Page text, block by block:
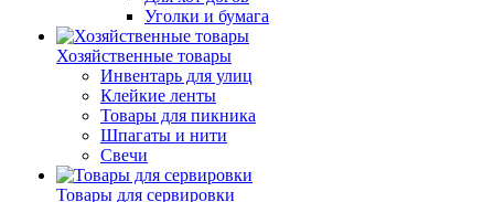
Уголки и бумага
Хозяйственные товары
Инвентарь для улиц
Клейкие ленты
Товары для пикника
Шпагаты и нити
Свечи
Товары для сервировки